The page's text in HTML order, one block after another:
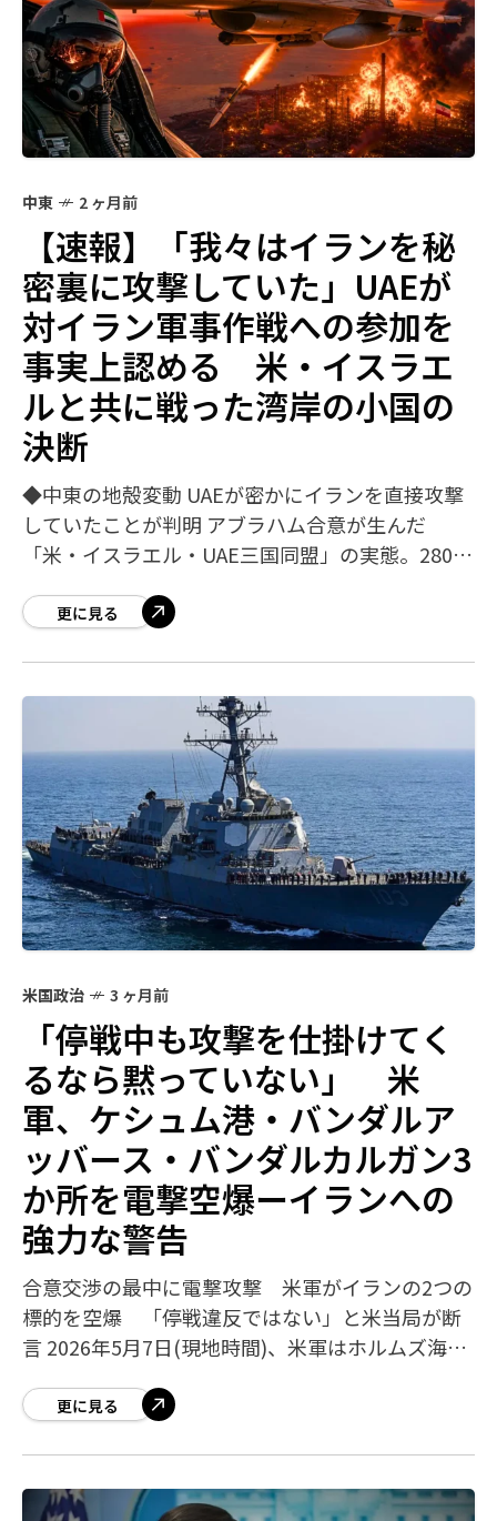
中東 2 ヶ月前
【速報】「我々はイランを秘
密裏に攻撃していた」UAEが
対イラン軍事作戦への参加を
事実上認める 米・イスラエ
ルと共に戦った湾岸の小国の
決断
◆中東の地殻変動 UAEが密かにイランを直接攻撃
していたことが判明 アブラハム合意が生んだ
「米・イスラエル・UAE三国同盟」の実態。2800
島製油所空爆の主犯はイスラエルで
更に見る
米国政治 3 ヶ月前
「停戦中も攻撃を仕掛けてく
るなら黙っていない」 米
軍、ケシュム港・バンダルア
ッバース・バンダルカルガン3
か所を電撃空爆ーイランへの
強力な警告
合意交渉の最中に電撃攻撃 米軍がイランの2つの
標的を空爆 「停戦違反ではない」と米当局が断
言 2026年5月7日(現地時間)、米軍はホルムズ海峡
Port)とバンダルアッバー
更に見る